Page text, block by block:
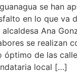
se han
en lo que va
Ana
se realizan
óptimo de las
local […]